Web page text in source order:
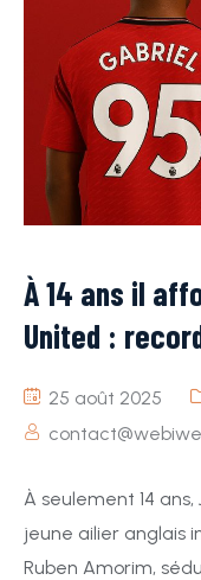
À 14 ans il
United :
25 août 2025
À seulement 14
jeune ailier anglais
Ruben Amorim,